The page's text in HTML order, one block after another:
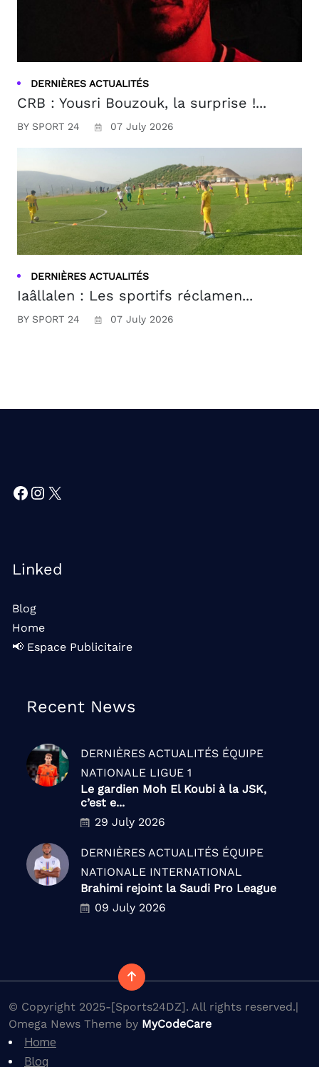
DERNIÈRES ACTUALITÉS
CRB : Yousri Bouzouk, la surprise !...
BY SPORT 24 07 July 2026
DERNIÈRES ACTUALITÉS
Iaâllalen : Les sportifs réclamen...
BY SPORT 24 07 July 2026
Facebook
Instagram
X
Linked
Blog
Home
📢 Espace Publicitaire
Recent News
DERNIÈRES ACTUALITÉS ÉQUIPE
NATIONALE LIGUE 1
Le gardien Moh El Koubi à la JSK,
c’est e...
29 July 2026
DERNIÈRES ACTUALITÉS ÉQUIPE
NATIONALE INTERNATIONAL
Brahimi rejoint la Saudi Pro League
09 July 2026
© Copyright 2025-[Sports24DZ]. All rights reserved.|
Omega News Theme by MyCodeCare
Home
Blog